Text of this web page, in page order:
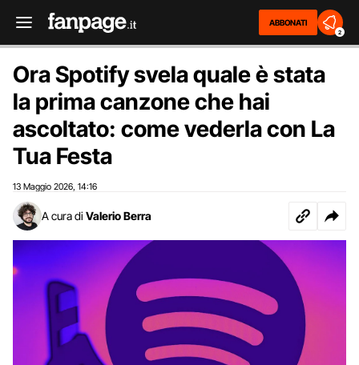
ABBONATI
2
Ora Spotify svela quale è stata
la prima canzone che hai
ascoltato: come vederla con La
Tua Festa
13 Maggio 2026 14:16
A cura di Valerio Berra